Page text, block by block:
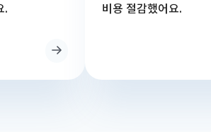
.
비용 절감했어요.